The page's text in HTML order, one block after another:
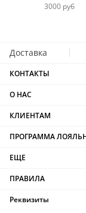
3000 руб
Доставка
КОНТАКТЫ
О НАС
КЛИЕНТАМ
ПРОГРАММА
ЕЩЕ
ПРАВИЛА
Реквизиты